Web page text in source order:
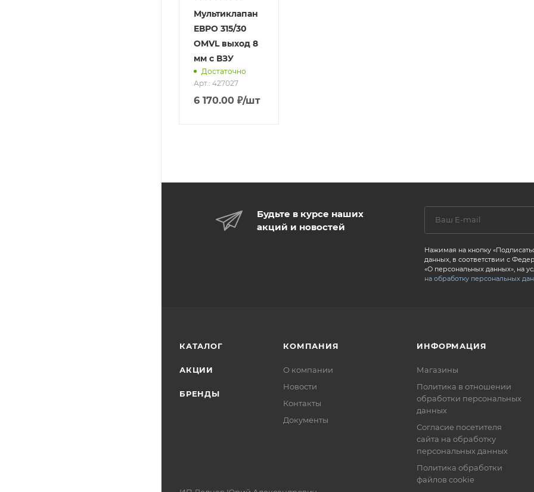
Мультиклапан
ЕВРО 315/30
OMVL выход 8
мм с ВЗУ
Достаточно
Арт.: 427027
6 170.00 ₽/шт
Будьте в курсе наших
акций и новостей
Нажимая на кнопку
данных, в соответствии с
«О персональных данных», на
на обработку персональных
КАТАЛОГ
АКЦИИ
БРЕНДЫ
КОМПАНИЯ
О компании
Новости
Контакты
Документы
ИНФОРМАЦИЯ
Магазины
Политика в отношении
обработки персональных
данных
Согласие посетителя
сайта на обработку
персональных данных
Политика обработки
файлов cookie